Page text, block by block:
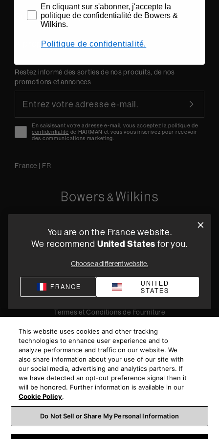
Support technique
A propos de nous
Restez informé des sorties de nos produits, de nos
promotions et annonces
En saisissant votre adresse e-mail, vous acceptez la politique de
confidentialité de HARMAN et vous vous inscrivez pour recevoir
des communications marketing.
France | FR
+33 (1) 89 54 63 64
Politique de confidentialitéConditions de venteCompliance
Termes et Conditions de Fourniture
© 2026 Harman International Industries, Incorporated. All
rights reserved.
You are on the France website.
We recommend United States for you.
Choose a different website.
FRANCE
UNITED
STATES
This website uses cookies and other tracking
technologies to enhance user experience and to
analyze performance and traffic on our website. We
also share information about your use of our site with
our social media, advertising and analytics partners. If
we have detected an opt-out preference signal then it
will be honored. Further information is available in our
Cookie Policy.
Do Not Sell or Share My Personal Information
En cliquant sur s'abonner, j'accepte la
politique de confidentialité de Bowers &
Wilkins.
Politique de confidentialité.